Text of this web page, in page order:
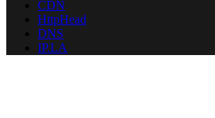
CDN
HttpHead
DNS
IP.LA